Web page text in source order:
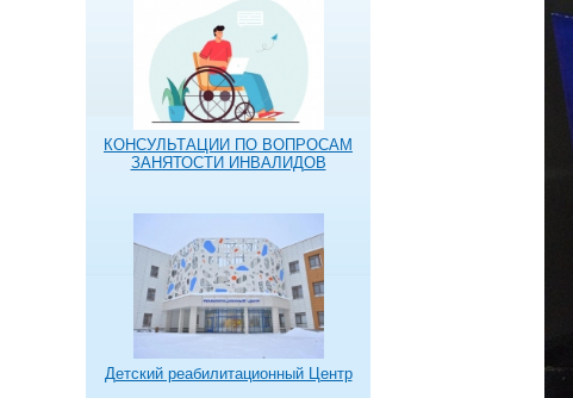
КОНСУЛЬТАЦИИ ПО ВОПРОСАМ
ЗАНЯТОСТИ ИНВАЛИДОВ
Детский реабилитационный Центр